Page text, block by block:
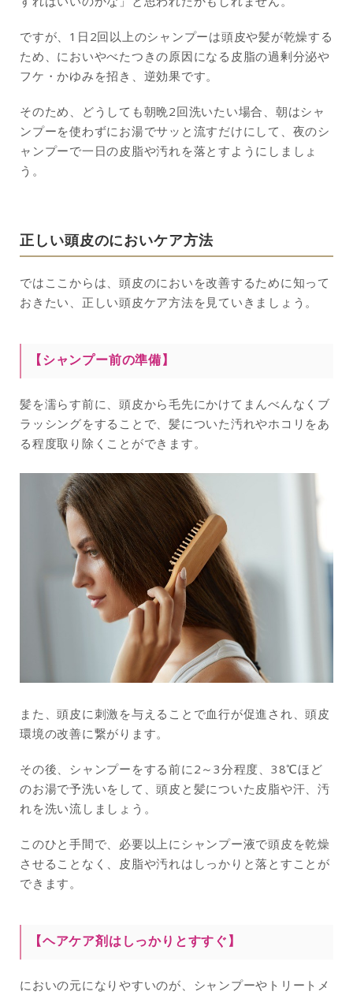
ですが、1日2回以上のシャンプーは頭皮や髪が乾燥する
ため、においやべたつきの原因になる皮脂の過剰分泌や
フケ・かゆみを招き、逆効果です。
そのため、どうしても朝晩2回洗いたい場合、朝はシャ
ンプーを使わずにお湯でサッと流すだけにして、夜のシ
ャンプーで一日の皮脂や汚れを落とすようにしましょ
う。
正しい頭皮のにおいケア方法
ではここからは、頭皮のにおいを改善するために知って
おきたい、正しい頭皮ケア方法を見ていきましょう。
【シャンプー前の準備】
髪を濡らす前に、頭皮から毛先にかけてまんべんなくブ
ラッシングをすることで、髪についた汚れやホコリをあ
る程度取り除くことができます。
また、頭皮に刺激を与えることで血行が促進され、頭皮
環境の改善に繋がります。
その後、シャンプーをする前に2～3分程度、38℃ほど
のお湯で予洗いをして、頭皮と髪についた皮脂や汗、汚
れを洗い流しましょう。
このひと手間で、必要以上にシャンプー液で頭皮を乾燥
させることなく、皮脂や汚れはしっかりと落とすことが
できます。
【ヘアケア剤はしっかりとすすぐ】
においの元になりやすいのが、シャンプーやトリートメ